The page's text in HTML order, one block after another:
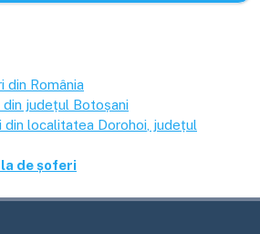
România
județul Botoșani
din localitatea Dorohoi , județul
de șoferi